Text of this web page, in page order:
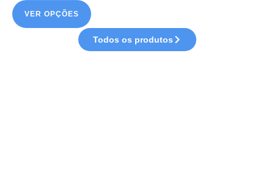
VER OPÇÕES
Todos os produtos